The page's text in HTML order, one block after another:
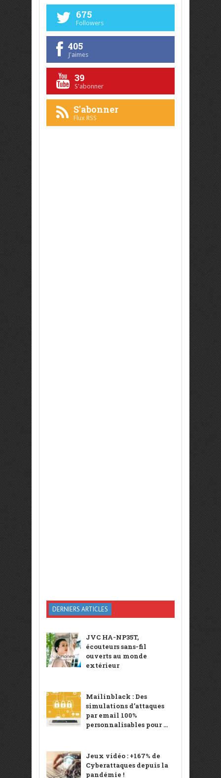
675
Followers
405
J'aimes
39
S'abonner
S'abonner
Flux RSS
DERNIERS ARTICLES
JVC HA-NP35T,
écouteurs sans-fil
ouverts au monde
extérieur
Mailinblack : Des
simulations d’attaques
par email 100%
personnalisables pour ...
Jeux vidéo : +167% de
Cyberattaques depuis la
pandémie !